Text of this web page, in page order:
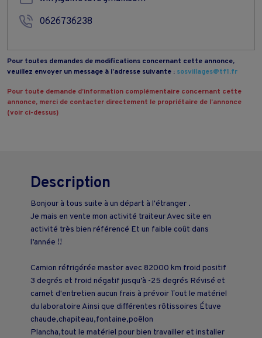
0626736238
Pour toutes demandes de modifications concernant cette annonce,
veuillez envoyer un message à l’adresse suivante : sosvillages@tf1.fr
Pour toute demande d’information complémentaire concernant cette
annonce, merci de contacter directement le propriétaire de l’annonce
(voir ci-dessus)
Description
Bonjour à tous suite à un départ à l'étranger .
Je mais en vente mon activité traiteur Avec site en
activité très bien référencé Et un faible coût dans
l’année !!
Camion réfrigérée master avec 82000 km froid positif
3 degrés et froid négatif jusqu’à -25 degrés Révisé et
carnet d'entretien aucun frais à prévoir Tout le matériel
du laboratoire Ainsi que différentes rôtissoires Étuve
chaude,chapiteau,fontaine,poêlon
Plancha,tout le matériel pour bien travailler et installer